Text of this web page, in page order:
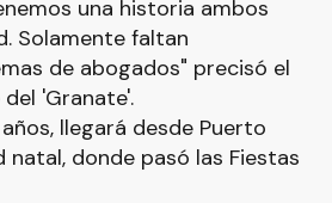
una historia ambos
Solamente faltan
de abogados" precisó el
'Granate'.
llegará desde Puerto
natal, donde pasó las Fiestas